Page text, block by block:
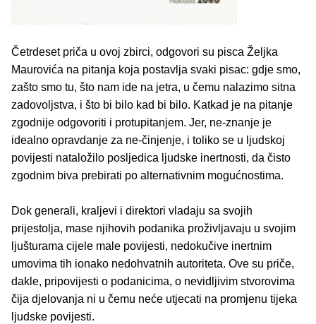
Četrdeset priča u ovoj zbirci, odgovori su pisca Željka
Maurovića na pitanja koja postavlja svaki pisac: gdje smo,
zašto smo tu, što nam ide na jetra, u čemu nalazimo sitna
zadovoljstva, i što bi bilo kad bi bilo. Katkad je na pitanje
zgodnije odgovoriti i protupitanjem. Jer, ne-znanje je
idealno opravdanje za ne-činjenje, i toliko se u ljudskoj
povijesti nataložilo posljedica ljudske inertnosti, da čisto
zgodnim biva prebirati po alternativnim mogućnostima.
Dok generali, kraljevi i direktori vladaju sa svojih
prijestolja, mase njihovih podanika proživljavaju u svojim
ljušturama cijele male povijesti, nedokučive inertnim
umovima tih ionako nedohvatnih autoriteta. Ove su priče,
dakle, pripovijesti o podanicima, o nevidljivim stvorovima
čija djelovanja ni u čemu neće utjecati na promjenu tijeka
ljudske povijesti.